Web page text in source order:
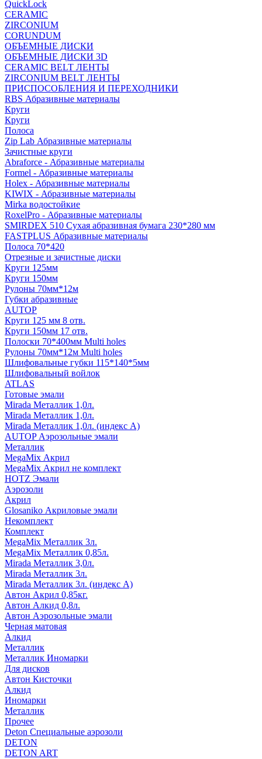
QuickLock
CERAMIC
ZIRCONIUM
СORUNDUM
ОБЪЕМНЫЕ ДИСКИ
ОБЪЕМНЫЕ ДИСКИ 3D
CERAMIC BELT ЛЕНТЫ
ZIRCONIUM BELT ЛЕНТЫ
ПРИСПОСОБЛЕНИЯ И ПЕРЕХОДНИКИ
RBS Абразивные материалы
Круги
Круги
Полоса
Zip Lab Абразивные материалы
Зачистные круги
Abraforce - Абразивные материалы
Formel - Абразивные материалы
Holex - Абразивные материалы
KIWIX - Абразивные материалы
Mirka водостойкие
RoxelPro - Абразивные материалы
SMIRDEX 510 Сухая абразивная бумага 230*280 мм
FASTPLUS Абразивные материалы
Полоса 70*420
Отрезные и зачистные диски
Круги 125мм
Круги 150мм
Рулоны 70мм*12м
Губки абразивные
AUTOP
Круги 125 мм 8 отв.
Круги 150мм 17 отв.
Полоски 70*400мм Multi holes
Рулоны 70мм*12м Multi holes
Шлифовальные губки 115*140*5мм
Шлифовальный войлок
ATLAS
Готовые эмали
Mirada Металлик 1,0л.
Mirada Металлик 1,0л.
Mirada Металлик 1,0л. (индекс А)
AUTOP Аэрозольные эмали
Металлик
MegaMix Акрил
MegaMix Акрил не комплект
HOTZ Эмали
Аэрозоли
Акрил
Glosaniko Акриловые эмали
Некомплект
Комплект
MegaMix Металлик 3л.
MegaMix Металлик 0,85л.
Mirada Металлик 3,0л.
Mirada Металлик 3л.
Mirada Металлик 3л. (индекс А)
Автон Акрил 0,85кг.
Автон Алкид 0,8л.
Автон Аэрозольные эмали
Черная матовая
Алкид
Металлик
Металлик Иномарки
Для дисков
Автон Кисточки
Алкид
Иномарки
Металлик
Прочее
Deton Специальные аэрозоли
DETON
DETON ART